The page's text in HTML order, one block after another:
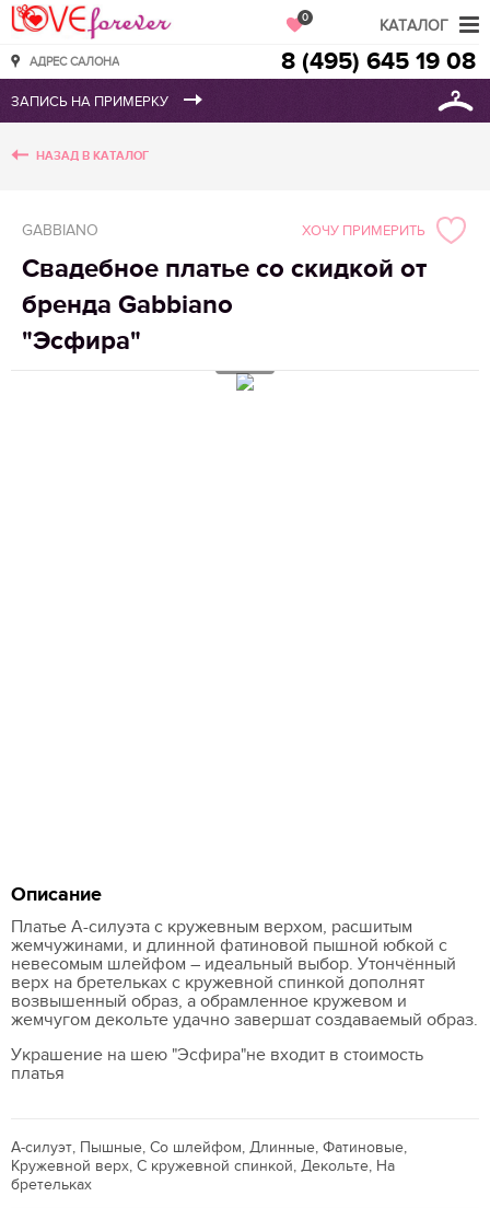
Love Forever
АДРЕС САЛОНА
0
8 (495) 645 19 08
НАЗАД В КАТАЛОГ
GABBIANO
Свадебное платье со скидкой от
бренда Gabbiano
"Эсфира"
ХОЧУ ПРИМЕРИТЬ
Описание
Платье A-силуэта с кружевным верхом, расшитым
жемчужинами, и длинной фатиновой пышной юбкой с
невесомым шлейфом – идеальный выбор. Утончённый
верх на бретельках с кружевной спинкой дополнят
возвышенный образ, а обрамленное кружевом и
жемчугом декольте удачно завершат создаваемый образ.
Украшение на шею "Эсфира"не входит в стоимость
платья
А-силуэт, Пышные, Со шлейфом, Длинные, Фатиновые,
Кружевной верх, С кружевной спинкой, Декольте, На
бретельках
КАТАЛОГ